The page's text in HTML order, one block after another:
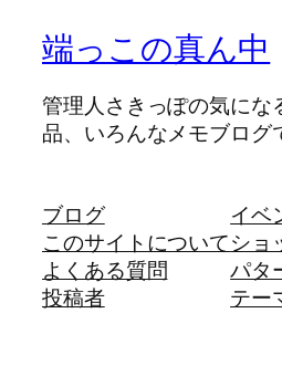
端っこの真ん中
管理人さきっぽの気にな
品、いろんなメモブログ
ブログ
このサイトについて
よくある質問
投稿者
イベ
ショ
パタ
テー